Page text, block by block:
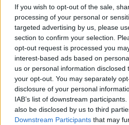
If you wish to opt-out of the sale,
processing of your personal or
targeted advertising by us, please
section to confirm your selection.
opt-out request is processed you
interest-based ads based on
us or personal information disclosed
your opt-out. You may separately
disclosure of your personal
IAB’s list of downstream
also be disclosed by us to third
Downstream Participants that may
Artigo anterior
Anadia: Município lança
concurso para construção
de duas rotundas na
variante da Moita